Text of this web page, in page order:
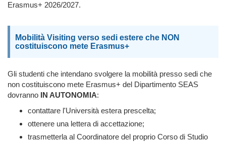
Erasmus+ 2026/2027.
Mobilità Visiting verso sedi estere che NON
costituiscono mete Erasmus+
Gli studenti che intendano svolgere la mobilità presso sedi che
non costituiscono mete Erasmus+ del Dipartimento SEAS
dovranno IN AUTONOMIA:
contattare l'Università estera prescelta;
ottenere una lettera di accettazione;
trasmetterla al Coordinatore del proprio Corso di Studio